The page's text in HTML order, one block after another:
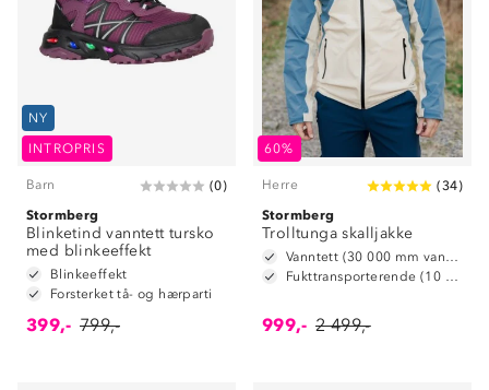
NY
INTROPRIS
Barn (0)
Stormberg
Blinketind vanntett tursko
med blinkeeffekt
Blinkeeffekt
Forsterket tå- og hærparti
399,- 799,-
60%
Herre (34)
Stormberg
Trolltunga skalljakke
Vanntett (30 000 mm vannsøyle)
Fukttransporterende (10 000 g/m2/24t)
999,- 2 499,-